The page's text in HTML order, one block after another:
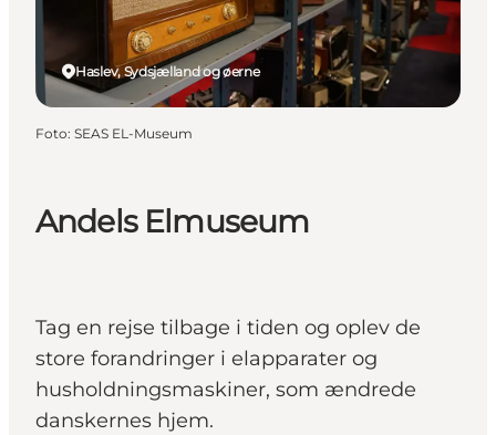
Andels Elmuseum
Tag en rejse tilbage i tiden og oplev de
store forandringer i elapparater og
husholdningsmaskiner, som ændrede
danskernes hjem.
Haslev, Sydsjælland og øerne
Foto: SEAS EL-Museum